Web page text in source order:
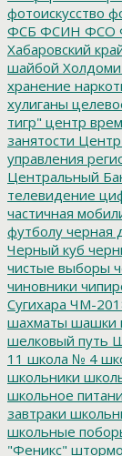
фотоискусство
ФСБ ФСИН ФСО
Хабаровский
шайбой Холдоми
хранение
хулиганы
тигр" центр
занятости
управления
Центральный
телевидение
частичная
футболу черная
Черный куб
чистые выборы
чиновники
Сугихара ЧМ-
шахматы шашки
шелковый путь
11 школа № 4
школьники
школьное
завтраки
школьные
"Феникс"